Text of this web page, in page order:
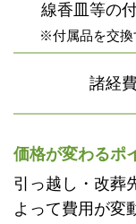
線香皿等の
※付属品を交換
諸経費
価格が変わるポ
引っ越し・改葬
よって費用が変